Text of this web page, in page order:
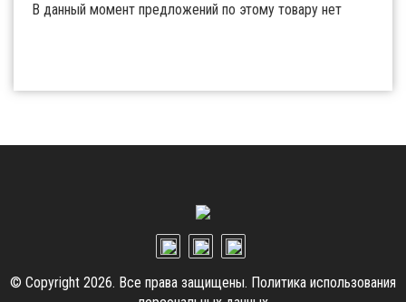
В данный момент предложений по этому товару нет
© Copyright 2026. Все права защищены. Политика использования